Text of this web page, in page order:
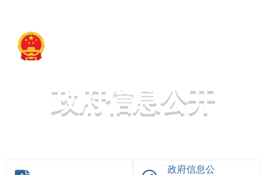
政府信息公开
政府信息公